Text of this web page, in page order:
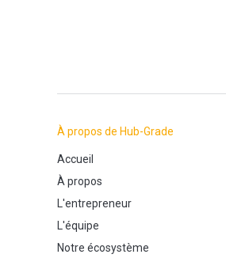
À propos de Hub-Grade
Accueil
À propos
L'entrepreneur
L'équipe
Notre écosystème